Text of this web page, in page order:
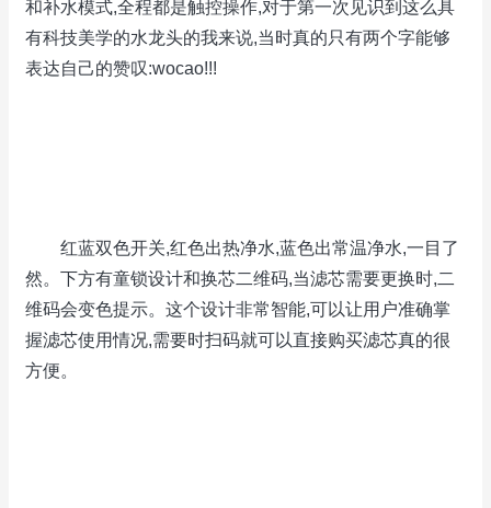
和补水模式,全程都是触控操作,对于第一次见识到这么具
有科技美学的水龙头的我来说,当时真的只有两个字能够
表达自己的赞叹:wocao!!!
红蓝双色开关,红色出热净水,蓝色出常温净水,一目了
然。下方有童锁设计和换芯二维码,当滤芯需要更换时,二
维码会变色提示。这个设计非常智能,可以让用户准确掌
握滤芯使用情况,需要时扫码就可以直接购买滤芯真的很
方便。